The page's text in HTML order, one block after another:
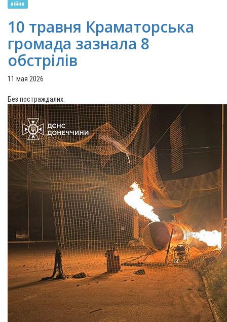
війна
10 травня Краматорська
громада зазнала 8
обстрілів
11 мая 2026
Без постраждалих.